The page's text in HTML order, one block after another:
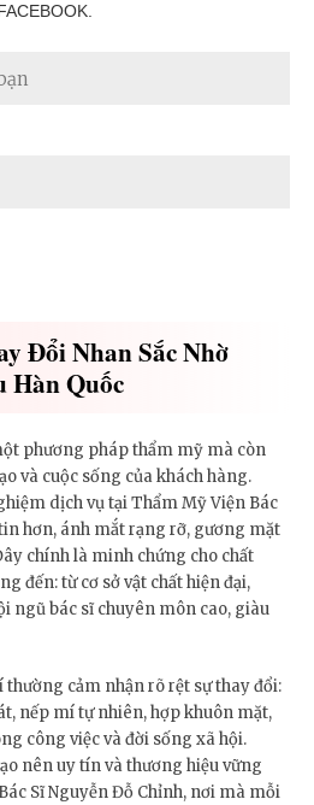
Đổi Nhan Sắc Nhờ
Hàn Quốc
phương pháp thẩm mỹ mà còn
và cuộc sống của khách hàng.
dịch vụ tại Thẩm Mỹ Viện Bác
hơn, ánh mắt rạng rỡ, gương mặt
chính là minh chứng cho chất
đến: từ cơ sở vật chất hiện đại,
ngũ bác sĩ chuyên môn cao, giàu
thường cảm nhận rõ rệt sự thay đổi:
nếp mí tự nhiên, hợp khuôn mặt,
công việc và đời sống xã hội.
nên uy tín và thương hiệu vững
Sĩ Nguyễn Đỗ Chỉnh, nơi mà mỗi